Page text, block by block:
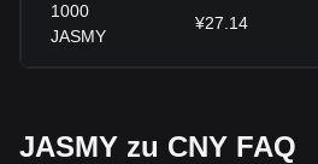
1000
JASMY
¥27.14
JASMY zu CNY FAQ